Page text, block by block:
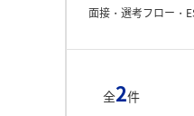
面接・選考フロー・
全2件